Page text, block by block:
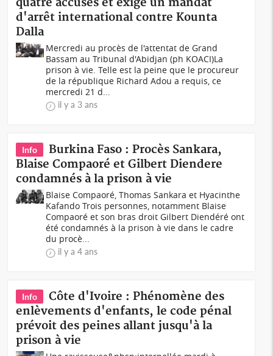
d'arrêt international contre Kounta
Dalla
Mercredi au procès de l'attentat de Grand
Bassam au Tribunal d'Abidjan (ph KOACI)La
prison à vie. Telle est la peine que le procureur
de la république Richard Adou a requis, ce
mercredi 21 d...
il y a 3 ans
Info
Burkina Faso : Procès Sankara,
Blaise Compaoré et Gilbert Diendere
condamnés à la prison à vie
Blaise Compaoré, Thomas Sankara et Hyacinthe
Kafando Trois personnes, notamment Blaise
Compaoré et son bras droit Gilbert Diendéré ont
été condamnés à la prison à vie dans le cadre
du procè...
il y a 4 ans
Info
Côte d'Ivoire : Phénomène des
enlèvements d'enfants, le code pénal
prévoit des peines allant jusqu'à la
prison à vie